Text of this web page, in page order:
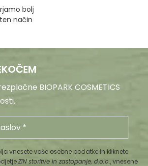
bolj
način
BIOPARK COSMETICS
vnesete vaše osebne podatke in kliknete
ZIN storitve in zastopanje, d.o.o., vnesene